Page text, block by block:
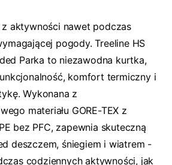
z aktywności nawet podczas
pogody. Treeline HS
Parka to niezawodna kurtka,
komfort termiczny i
Wykonana z
materiału GORE-TEX z
bez PFC, zapewnia skuteczną
deszczem, śniegiem i wiatrem -
codziennych aktywności, jak